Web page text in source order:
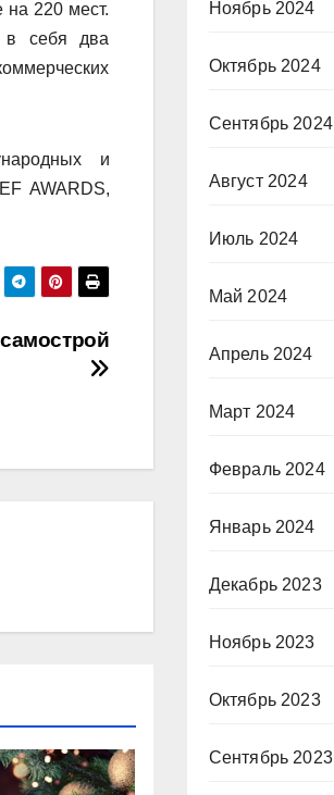
на 220 мест.
в себя два
и
AWARDS,
Ноябрь 2024
Октябрь 2024
Сентябрь 2024
Август 2024
Июль 2024
Май 2024
Апрель 2024
Март 2024
Февраль 2024
Январь 2024
Декабрь 2023
Ноябрь 2023
Октябрь 2023
Сентябрь 2023